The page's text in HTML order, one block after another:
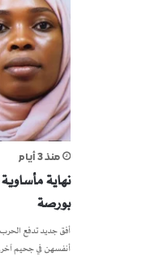
منذ 3 أيام
نهاية
بورصة
أفق جديد تدفع
أنفسهن في جحيم